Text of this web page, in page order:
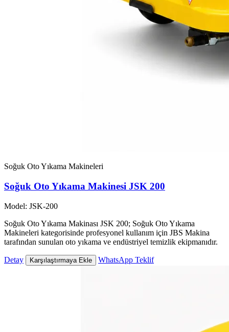
Soğuk Oto Yıkama Makineleri
Soğuk Oto Yıkama Makinesi JSK 200
Model: JSK-200
Soğuk Oto Yıkama Makinası JSK 200; Soğuk Oto Yıkama
Makineleri kategorisinde profesyonel kullanım için JBS Makina
tarafından sunulan oto yıkama ve endüstriyel temizlik ekipmanıdır.
Detay Karşılaştırmaya Ekle WhatsApp Teklif